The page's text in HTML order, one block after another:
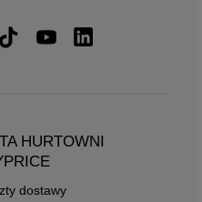
HURTOWNI
dostawy